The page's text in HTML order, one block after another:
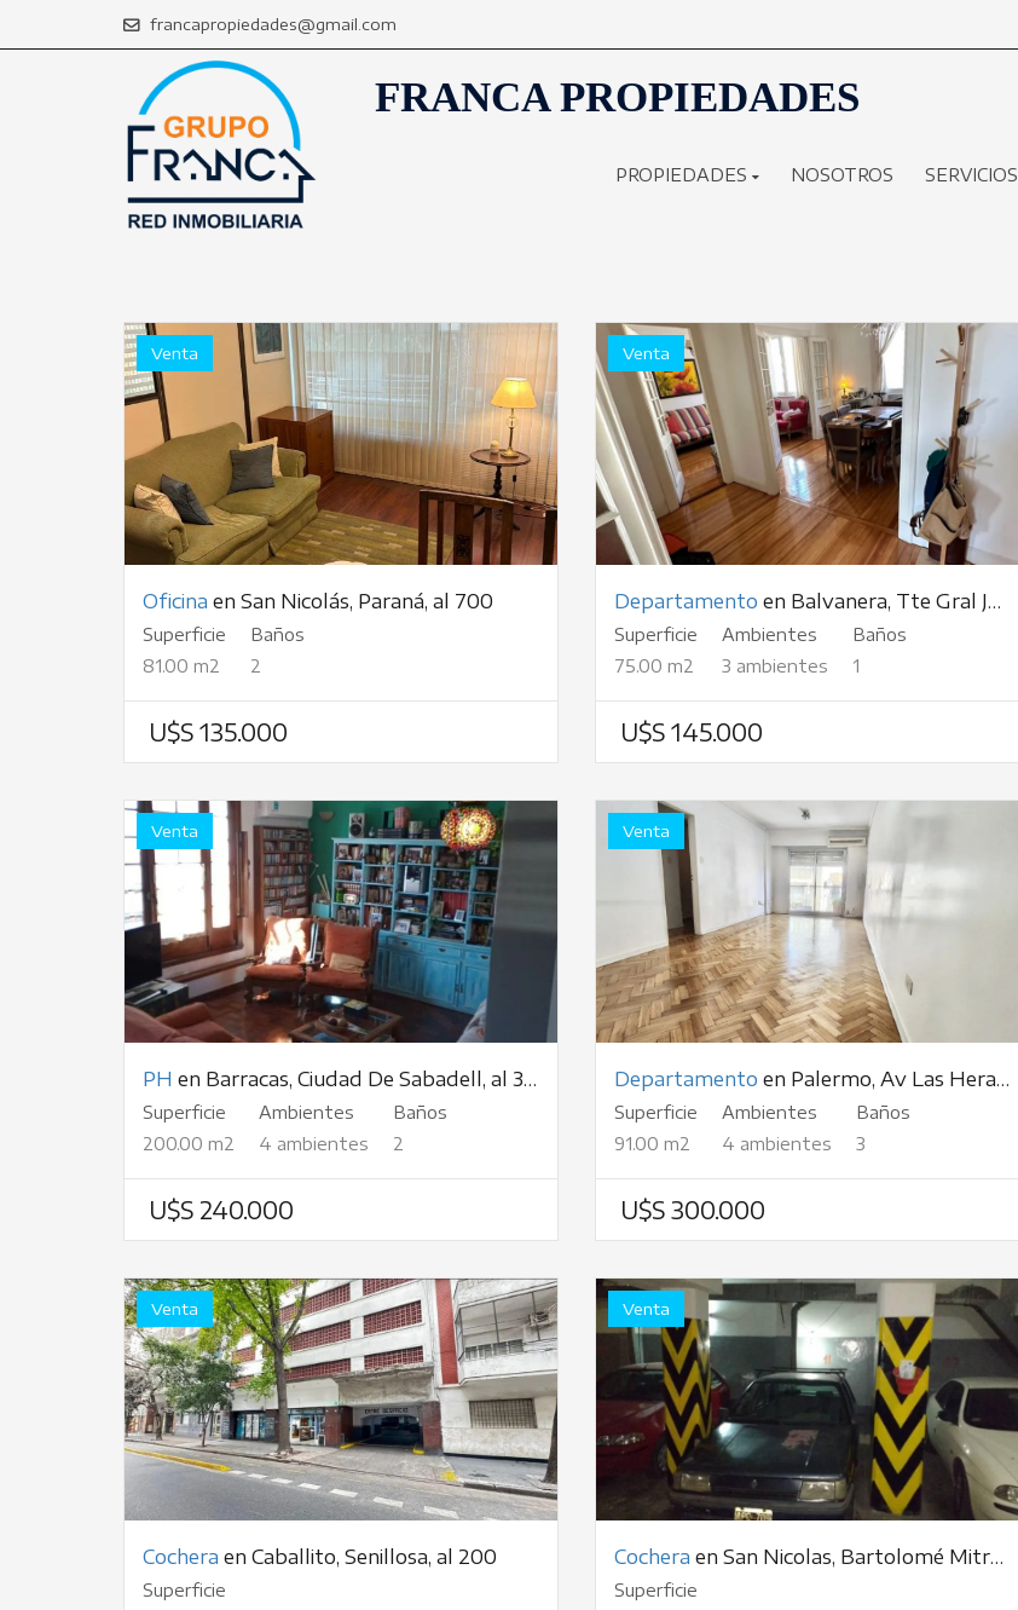
francapropiedades@gmail.com
FRANCA PROPIEDADES
PROPIEDADES NOSOTROS SERVICIOS
PROPIEDADES
Venta
Oficina en San Nicolás, Paraná, al 700
Superficie
81.00 m2
Baños
2
U$S 135.000
Venta
Departamento en Balvanera, Tte Gral Juan D Perón, al 2700
Superficie
75.00 m2
Ambientes
3 ambientes
Baños
1
U$S 145.000
Venta
PH en Barracas, Ciudad De Sabadell, al 300
Superficie
200.00 m2
Ambientes
4 ambientes
Baños
2
U$S 240.000
Venta
Departamento en Palermo, Av Las Heras, al 3800
Superficie
91.00 m2
Ambientes
4 ambientes
Baños
3
U$S 300.000
Venta
Cochera en Caballito, Senillosa, al 200
Superficie
Venta
Cochera en San Nicolas, Bartolomé Mitre, al 1700
Superficie